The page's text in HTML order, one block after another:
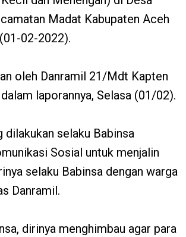
Madat Kabupaten Aceh
02-2022).
oleh Danramil 21/Mdt Kapten
laporannya, Selasa (01/02).
dilakukan selaku Babinsa
Sosial untuk menjalin
selaku Babinsa dengan warga
Danramil.
dirinya menghimbau agar para